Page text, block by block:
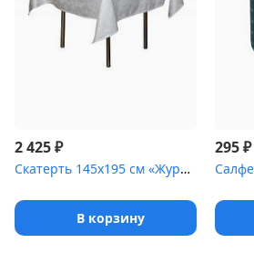
2 425₽
Скатерть 145х195 см «Журавинка» белая [(вензель)]
В корзину
295₽